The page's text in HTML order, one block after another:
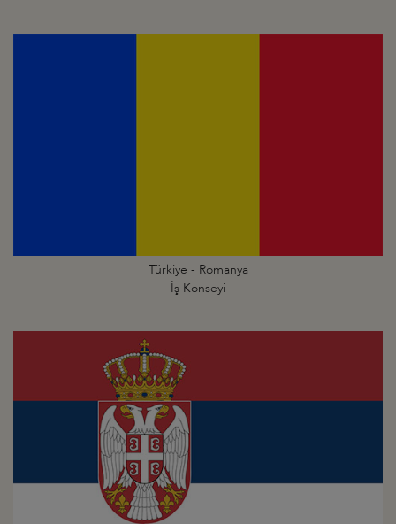
Türkiye - Romanya
İş Konseyi